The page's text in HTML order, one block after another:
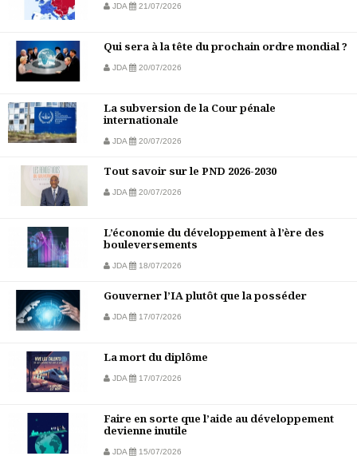
JDA 21/07/2026
Qui sera à la tête du prochain ordre mondial ?
JDA 20/07/2026
La subversion de la Cour pénale
internationale
JDA 20/07/2026
Tout savoir sur le PND 2026-2030
JDA 20/07/2026
L’économie du développement à l’ère des
bouleversements
JDA 18/07/2026
Gouverner l’IA plutôt que la posséder
JDA 17/07/2026
La mort du diplôme
JDA 17/07/2026
Faire en sorte que l’aide au développement
devienne inutile
JDA 15/07/2026